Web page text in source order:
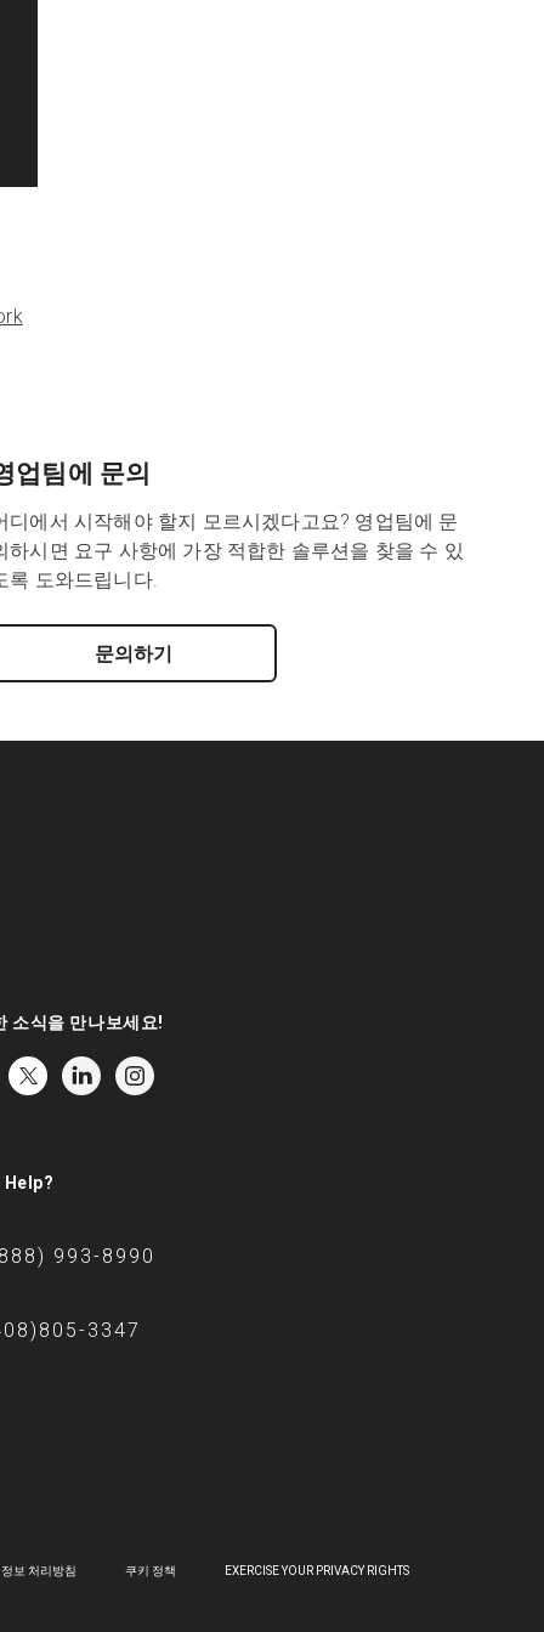
업팀에 문의
디에서 시작해야 할지 모르시겠다고요? 영업팀에 문
하시면 요구 사항에 가장 적합한 솔루션을 찾을 수 있
록 도와드립니다.
문의하기
소식을 만나보세요!
Help?
993-8990
3347
보 처리방침 쿠키 정책 EXERCISE YOUR PRIVACY RIGHTS